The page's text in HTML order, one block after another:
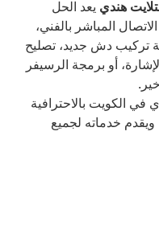
هندي يعد الحل
المباشر بالفني،
تركيب دش جديد، تصليح
أو برمجة الرسيفر
في الكويت بالاحترافية
ويقدم خدماته لجميع